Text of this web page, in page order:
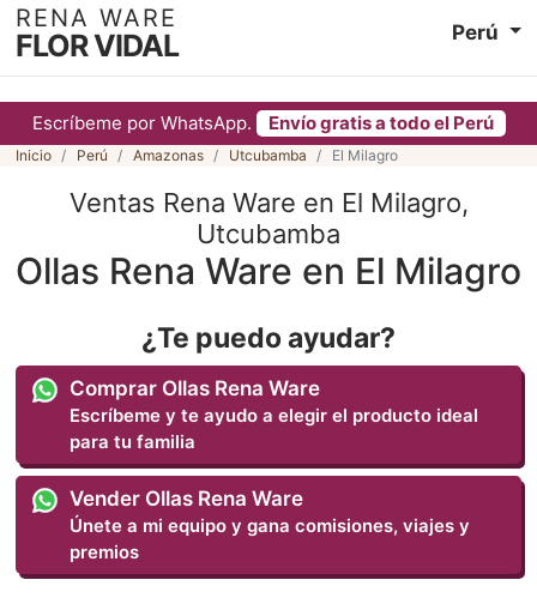
Escríbeme por WhatsApp. Envío gratis a todo el Perú
RENA WARE
FLOR VIDAL Perú
Inicio Perú Amazonas Utcubamba El Milagro
Ventas Rena Ware en El Milagro,
Utcubamba
Ollas Rena Ware en El Milagro
¿Te puedo ayudar?
Comprar Ollas Rena Ware
Escríbeme y te ayudo a elegir el producto ideal
para tu familia
Vender Ollas Rena Ware
Únete a mi equipo y gana comisiones, viajes y
premios